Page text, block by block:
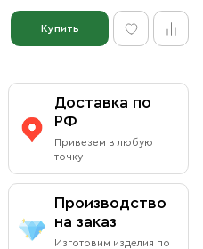
Купить
Доставка по
РФ
Привезем в любую
точку
Производство
на заказ
Изготовим изделия по